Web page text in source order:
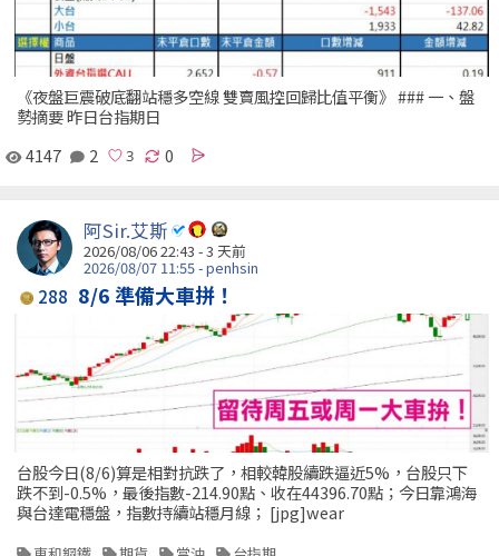
《夜盤巨震破底翻站穩多空線 雙賣風控回歸比值平衡》 ### 一、盤
勢摘要 昨日台指期日
4147
2 0
阿Sir.艾斯
2026/08/06 22:43 - 3 天前
2026/08/07 11:55 - penhsin
288 8/6 準備大車拼！
台股今日(8/6)算是相對抗跌了，相較韓股續跌逼近5%，台股只下
跌不到-0.5%，最後指數-214.90點、收在44396.70點；今日靠鴻海
與台達電穩盤，指數持續站穩月線； [jpg]wear